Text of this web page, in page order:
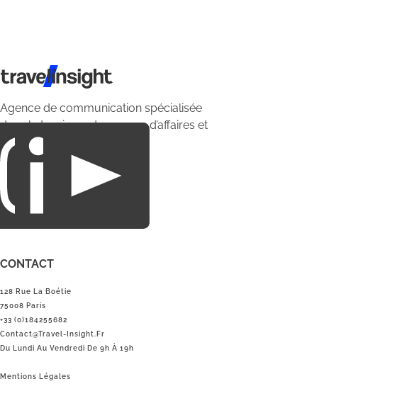
Travel Insight
Agence de communication spécialisée
dans le tourisme du voyage d’affaires et
du loisirs.
CONTACT
128 Rue La Boétie
75008 Paris
+33 (0)184255682
Contact@Travel-Insight.fr
Du Lundi Au Vendredi De 9h À 19h
Mentions Légales